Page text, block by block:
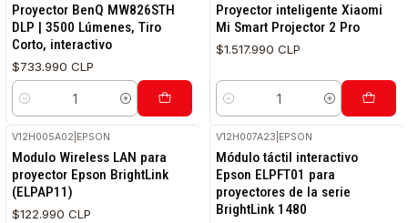
Proyector BenQ MW826STH
DLP | 3500 Lúmenes, Tiro
Corto, interactivo
$733.990 CLP
Cantidad
Proyector inteligente Xiaomi
Mi Smart Projector 2 Pro
$1.517.990 CLP
Cantidad
V12H005A02 EPSON
Modulo Wireless LAN para
proyector Epson BrightLink
(ELPAP11)
$122.990 CLP
V12H007A23 EPSON
Módulo táctil interactivo
Epson ELPFT01 para
proyectores de la serie
BrightLink 1480